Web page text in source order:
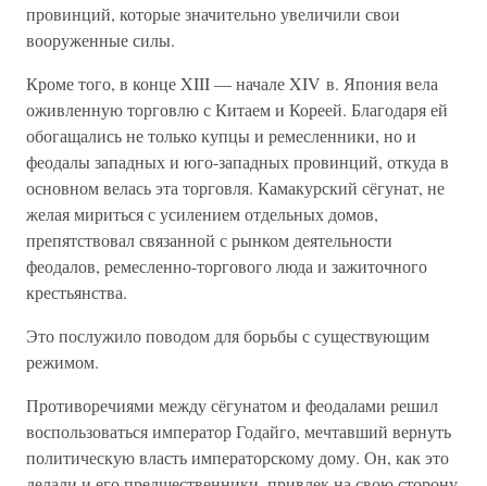
провинций, которые значительно увеличили свои
вооруженные силы.
Кроме того, в конце XIII — начале XIV в. Япония вела
оживленную торговлю с Китаем и Кореей. Благодаря ей
обогащались не только купцы и ремесленники, но и
феодалы западных и юго-западных провинций, откуда в
основном велась эта торговля. Камакурский сёгунат, не
желая мириться с усилением отдельных домов,
препятствовал связанной с рынком деятельности
феодалов, ремесленно-торгового люда и зажиточного
крестьянства.
Это послужило поводом для борьбы с существующим
режимом.
Противоречиями между сёгунатом и феодалами решил
воспользоваться император Годайго, мечтавший вернуть
политическую власть императорскому дому. Он, как это